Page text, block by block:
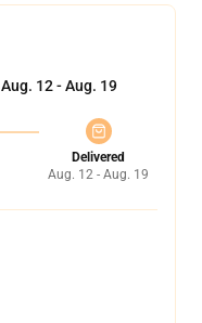
Aug. 12 - Aug. 19
Delivered
Aug. 12 - Aug. 19